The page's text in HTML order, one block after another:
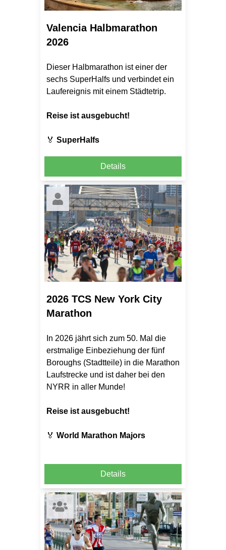
Valencia Halbmarathon
2026
Dieser Halbmarathon ist einer der
sechs SuperHalfs und verbindet ein
Laufereignis mit einem Städtetrip.
Reise ist ausgebucht!
🏅 SuperHalfs
Details
2026 TCS New York City
Marathon
In 2026 jährt sich zum 50. Mal die
erstmalige Einbeziehung der fünf
Boroughs (Stadtteile) in die Marathon
Laufstrecke und ist daher bei den
NYRR in aller Munde!
Reise ist ausgebucht!
🏅 World Marathon Majors
Details